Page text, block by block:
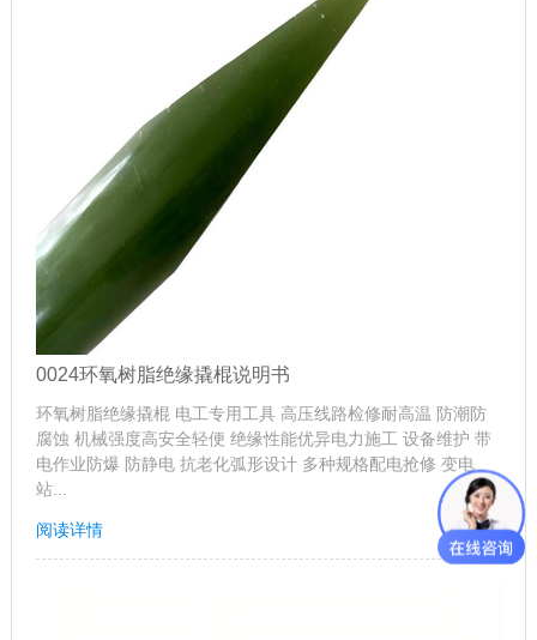
0024环氧树脂绝缘撬棍说明书
环氧树脂绝缘撬棍 电工专用工具 高压线路检修耐高温 防潮防
腐蚀 机械强度高安全轻便 绝缘性能优异电力施工 设备维护 带
电作业防爆 防静电 抗老化弧形设计 多种规格配电抢修 变电
站...
阅读详情